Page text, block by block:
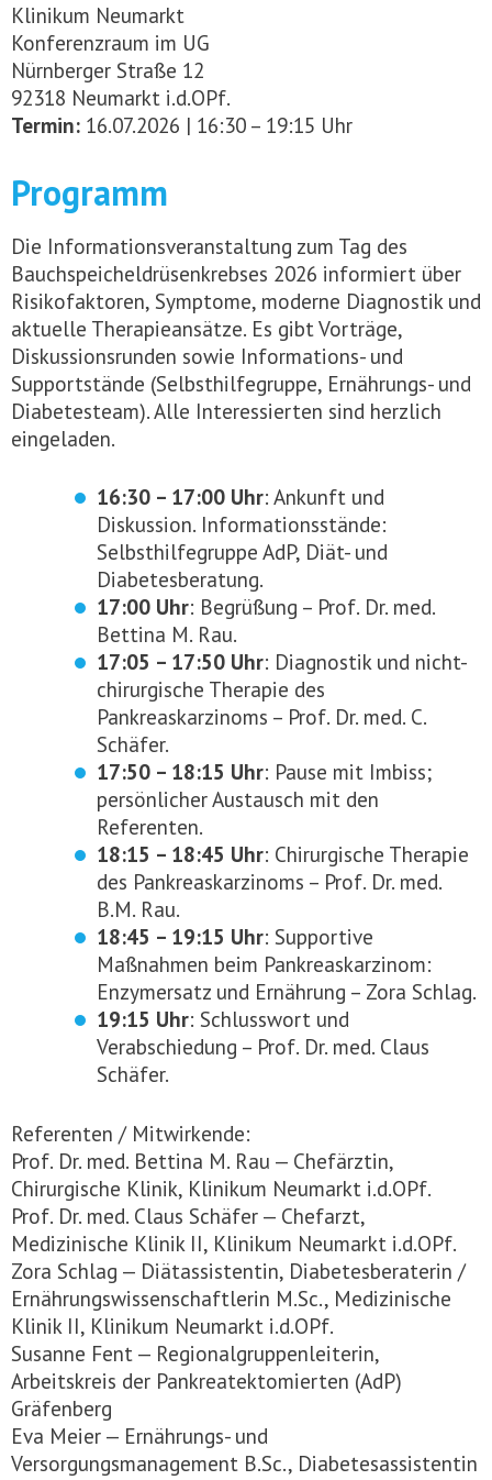
Klinikum Neumarkt
Konferenzraum im UG
Nürnberger Straße 12
92318 Neumarkt i.d.OPf.
Termin: 16.07.2026 | 16:30 – 19:15 Uhr
Programm
Die Informationsveranstaltung zum Tag des
Bauchspeicheldrüsenkrebses 2026 informiert über
Risikofaktoren, Symptome, moderne Diagnostik und
aktuelle Therapieansätze. Es gibt Vorträge,
Diskussionsrunden sowie Informations- und
Supportstände (Selbsthilfegruppe, Ernährungs- und
Diabetesteam). Alle Interessierten sind herzlich
eingeladen.
16:30 – 17:00 Uhr: Ankunft und
Diskussion. Informationsstände:
Selbsthilfegruppe AdP, Diät- und
Diabetesberatung.
17:00 Uhr: Begrüßung – Prof. Dr. med.
Bettina M. Rau.
17:05 – 17:50 Uhr: Diagnostik und nicht-
chirurgische Therapie des
Pankreaskarzinoms – Prof. Dr. med. C.
Schäfer.
17:50 – 18:15 Uhr: Pause mit Imbiss;
persönlicher Austausch mit den
Referenten.
18:15 – 18:45 Uhr: Chirurgische Therapie
des Pankreaskarzinoms – Prof. Dr. med.
B.M. Rau.
18:45 – 19:15 Uhr: Supportive
Maßnahmen beim Pankreaskarzinom:
Enzymersatz und Ernährung – Zora Schlag.
19:15 Uhr: Schlusswort und
Verabschiedung – Prof. Dr. med. Claus
Schäfer.
Referenten / Mitwirkende:
Prof. Dr. med. Bettina M. Rau — Chefärztin,
Chirurgische Klinik, Klinikum Neumarkt i.d.OPf.
Prof. Dr. med. Claus Schäfer — Chefarzt,
Medizinische Klinik II, Klinikum Neumarkt i.d.OPf.
Zora Schlag — Diätassistentin, Diabetesberaterin /
Ernährungswissenschaftlerin M.Sc., Medizinische
Klinik II, Klinikum Neumarkt i.d.OPf.
Susanne Fent — Regionalgruppenleiterin,
Arbeitskreis der Pankreatektomierten (AdP)
Gräfenberg
Eva Meier — Ernährungs- und
Versorgungsmanagement B.Sc., Diabetesassistentin